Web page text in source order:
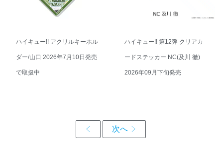
ハイキュー!! アクリルキーホル
ダー/山口 2026年7月10日発売
で取扱中
ハイキュー!! 第12弾 クリアカ
ードステッカー NC(及川 徹)
2026年09月下旬発売